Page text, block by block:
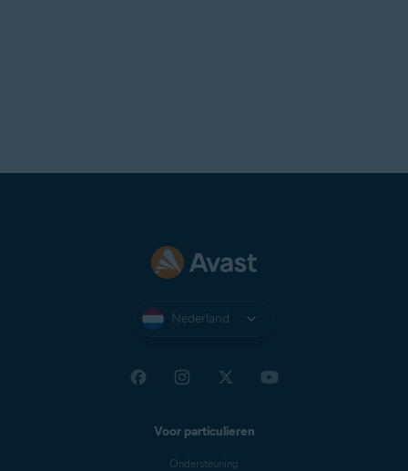
Nederland
Voor particulieren
Ondersteuning